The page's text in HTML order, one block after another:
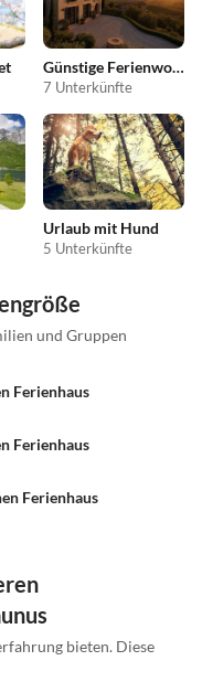
Günstige Ferienwohnungen
7 Unterkünfte
Urlaub mit Hund
5 Unterkünfte
und Gruppen
Ferienhaus
Ferienhaus
Ferienhaus
bieten. Diese